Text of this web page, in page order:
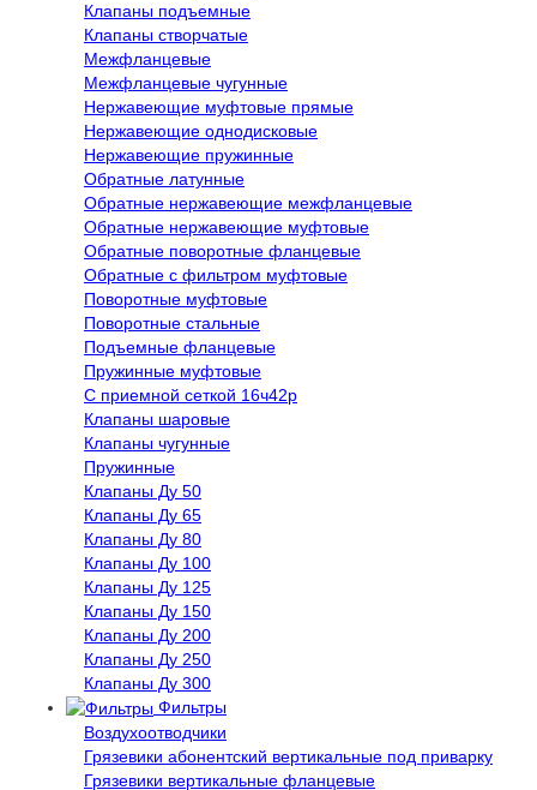
Клапаны подъемные
Клапаны створчатые
Межфланцевые
Межфланцевые чугунные
Нержавеющие муфтовые прямые
Нержавеющие однодисковые
Нержавеющие пружинные
Обратные латунные
Обратные нержавеющие межфланцевые
Обратные нержавеющие муфтовые
Обратные поворотные фланцевые
Обратные с фильтром муфтовые
Поворотные муфтовые
Поворотные стальные
Подъемные фланцевые
Пружинные муфтовые
С приемной сеткой 16ч42р
Клапаны шаровые
Клапаны чугунные
Пружинные
Клапаны Ду 50
Клапаны Ду 65
Клапаны Ду 80
Клапаны Ду 100
Клапаны Ду 125
Клапаны Ду 150
Клапаны Ду 200
Клапаны Ду 250
Клапаны Ду 300
Фильтры
Воздухоотводчики
Грязевики абонентский вертикальные под приварку
Грязевики вертикальные фланцевые